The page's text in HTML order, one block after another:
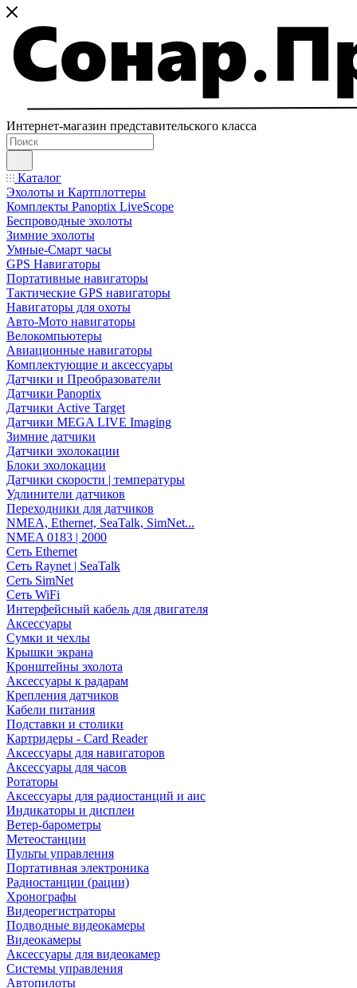
Интернет-магазин представительского класса
Каталог
Эхолоты и Картплоттеры
Комплекты Panoptix LiveScope
Беспроводные эхолоты
Зимние эхолоты
Умные-Смарт часы
GPS Навигаторы
Портативные навигаторы
Тактические GPS навигаторы
Навигаторы для охоты
Авто-Мото навигаторы
Велокомпьютеры
Авиационные навигаторы
Комплектующие и аксессуары
Датчики и Преобразователи
Датчики Panoptix
Датчики Active Target
Датчики MEGA LIVE Imaging
Зимние датчики
Датчики эхолокации
Блоки эхолокации
Датчики скорости | температуры
Удлинители датчиков
Переходники для датчиков
NMEA, Ethernet, SeaTalk, SimNet...
NMEA 0183 | 2000
Сеть Ethernet
Сеть Raynet | SeaTalk
Сеть SimNet
Сеть WiFi
Интерфейсный кабель для двигателя
Аксессуары
Сумки и чехлы
Крышки экрана
Кронштейны эхолота
Аксессуары к радарам
Крепления датчиков
Кабели питания
Подставки и столики
Картридеры - Card Reader
Аксессуары для навигаторов
Аксессуары для часов
Ротаторы
Аксессуары для радиостанций и аис
Индикаторы и дисплеи
Ветер-барометры
Метеостанции
Пульты управления
Портативная электроника
Радиостанции (рации)
Хронографы
Видеорегистраторы
Подводные видеокамеры
Видеокамеры
Аксессуары для видеокамер
Системы управления
Автопилоты